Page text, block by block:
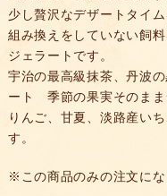
少し贅沢なデザートタイ
組み換えをしていない飼
ジェラートです。
宇治の最高級抹茶、丹波
ート 季節の果実そのまま
りんご、甘夏、淡路産い
す。
※この商品のみの注文にな